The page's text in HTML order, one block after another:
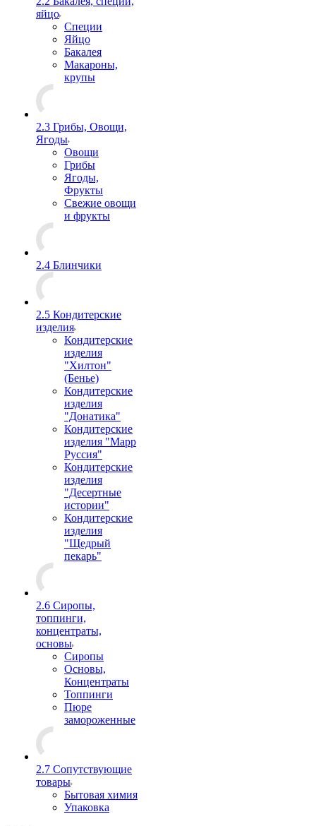
яйцо
Специи
Яйцо
Бакалея
Макароны,
крупы
2.3 Грибы, Овощи,
Ягоды
Овощи
Грибы
Ягоды,
Фрукты
Свежие овощи
и фрукты
2.4 Блинчики
2.5 Кондитерские
изделия
Кондитерские
изделия
"Хилтон"
(Бенье)
Кондитерские
изделия
"Донатика"
Кондитерские
изделия "Марр
Руссия"
Кондитерские
изделия
"Десертные
истории"
Кондитерские
изделия
"Щедрый
пекарь"
2.6 Сиропы,
топпинги,
концентраты,
основы
Сиропы
Основы,
Концентраты
Топпинги
Пюре
замороженные
2.7 Сопутствующие
товары
Бытовая химия
Упаковка